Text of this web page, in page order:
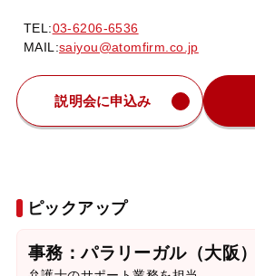
TEL:03-6206-6536
MAIL:saiyou@atomfirm.co.jp
説明会に申込み
ピックアップ
事務：パラリーガル（大阪）